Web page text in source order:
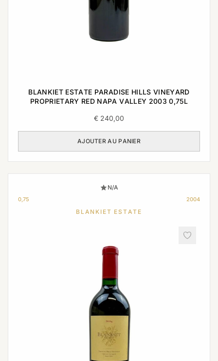
BLANKIET ESTATE PARADISE HILLS VINEYARD
PROPRIETARY RED NAPA VALLEY 2003 0,75L
€ 240,00
AJOUTER AU PANIER
N/A
0,75 2004
BLANKIET ESTATE